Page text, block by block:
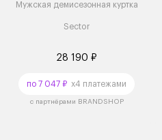
Мужская демисезонная куртка
Sector
28 190 ₽
по 7 047 ₽ x4 платежами
с партнёрами BRANDSHOP